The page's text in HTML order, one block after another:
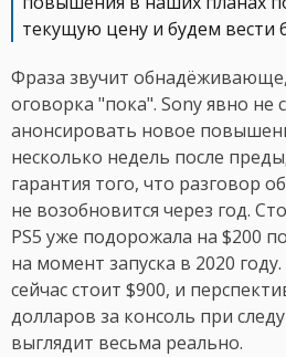
текущую цену и будем вести
Фраза звучит
оговорка "пока". Sony явно не
анонсировать новое
несколько недель после
гарантия того, что разговор
не возобновится через год.
PS5 уже подорожала на $200
на момент запуска в 2020
сейчас стоит $900, и
долларов за консоль при
выглядит весьма реально.